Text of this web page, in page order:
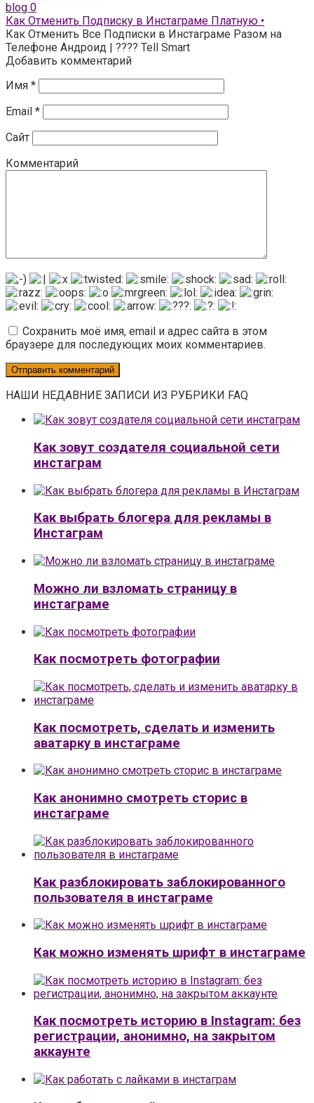
blog 0
Как Отменить Подписку в Инстаграме Платную •
Как Отменить Все Подписки в Инстаграме Разом на
Телефоне Андроид | ???? Tell Smart
Добавить комментарий
Имя *
Email *
Сайт
Комментарий
Сохранить моё имя, email и адрес сайта в этом
браузере для последующих моих комментариев.
НАШИ НЕДАВНИЕ ЗАПИСИ ИЗ РУБРИКИ FAQ
Как зовут создателя социальной сети
инстаграм
Как выбрать блогера для рекламы в
Инстаграм
Можно ли взломать страницу в
инстаграме
Как посмотреть фотографии
Как посмотреть, сделать и изменить
аватарку в инстаграме
Как анонимно смотреть сторис в
инстаграме
Как разблокировать заблокированного
пользователя в инстаграме
Как можно изменять шрифт в инстаграме
Как посмотреть историю в Instagram: без
регистрации, анонимно, на закрытом
аккаунте